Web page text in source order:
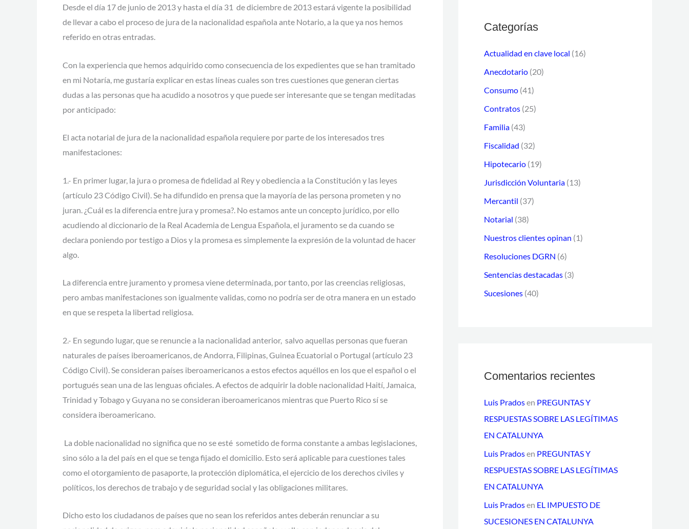
Desde el día 17 de junio de 2013 y hasta el día 31 de diciembre de 2013 estará vigente la posibilidad
de llevar a cabo el proceso de jura de la nacionalidad española ante Notario, a la que ya nos hemos
referido en otras entradas.
Con la experiencia que hemos adquirido como consecuencia de los expedientes que se han tramitado
en mi Notaría, me gustaría explicar en estas líneas cuales son tres cuestiones que generan ciertas
dudas a las personas que ha acudido a nosotros y que puede ser interesante que se tengan meditadas
por anticipado:
El acta notarial de jura de la nacionalidad española requiere por parte de los interesados tres
manifestaciones:
1.- En primer lugar, la jura o promesa de fidelidad al Rey y obediencia a la Constitución y las leyes
(artículo 23 Código Civil). Se ha difundido en prensa que la mayoría de las persona prometen y no
juran. ¿Cuál es la diferencia entre jura y promesa?. No estamos ante un concepto jurídico, por ello
acudiendo al diccionario de la Real Academia de Lengua Española, el juramento se da cuando se
declara poniendo por testigo a Dios y la promesa es simplemente la expresión de la voluntad de hacer
algo.
La diferencia entre juramento y promesa viene determinada, por tanto, por las creencias religiosas,
pero ambas manifestaciones son igualmente validas, como no podría ser de otra manera en un estado
en que se respeta la libertad religiosa.
2.- En segundo lugar, que se renuncie a la nacionalidad anterior, salvo aquellas personas que fueran
naturales de países iberoamericanos, de Andorra, Filipinas, Guinea Ecuatorial o Portugal (artículo 23
Código Civil). Se consideran países iberoamericanos a estos efectos aquéllos en los que el español o el
portugués sean una de las lenguas oficiales. A efectos de adquirir la doble nacionalidad Haití, Jamaica,
Trinidad y Tobago y Guyana no se consideran iberoamericanos mientras que Puerto Rico sí se
considera iberoamericano.
La doble nacionalidad no significa que no se esté sometido de forma constante a ambas legislaciones,
sino sólo a la del país en el que se tenga fijado el domicilio. Esto será aplicable para cuestiones tales
como el otorgamiento de pasaporte, la protección diplomática, el ejercicio de los derechos civiles y
políticos, los derechos de trabajo y de seguridad social y las obligaciones militares.
Dicho esto los ciudadanos de países que no sean los referidos antes deberán renunciar a su
r
o
r
:
Categorías
Actualidad en clave local (16)
Anecdotario (20)
Consumo (41)
Contratos (25)
Familia (43)
Fiscalidad (32)
Hipotecario (19)
Jurisdicción Voluntaria (13)
Mercantil (37)
Notarial (38)
Nuestros clientes opinan (1)
Resoluciones DGRN (6)
Sentencias destacadas (3)
Sucesiones (40)
Comentarios recientes
Luis Pradosen PREGUNTAS Y
RESPUESTAS SOBRE LAS LEGÍTIMAS
EN CATALUNYA
Luis Pradosen PREGUNTAS Y
RESPUESTAS SOBRE LAS LEGÍTIMAS
EN CATALUNYA
Luis Pradosen EL IMPUESTO DE
SUCESIONES EN CATALUNYA
ó
d
e
c
o
r
r
l
e
c
t
r
ó